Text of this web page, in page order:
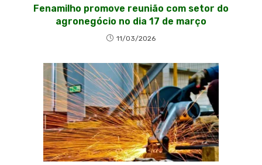
Fenamilho promove reunião com setor do
agronegócio no dia 17 de março
11/03/2026